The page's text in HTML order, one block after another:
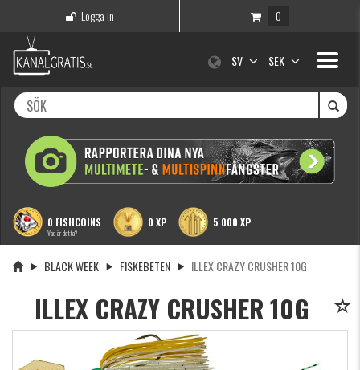
Logga in 0
Toggle
SV SEK
0 FISHCOINS
Vad är detta?
0 XP 5 000 XP
BLACK WEEK FISKEBETEN ILLEX CRAZY CRUSHER 10G
ILLEX CRAZY CRUSHER 10G